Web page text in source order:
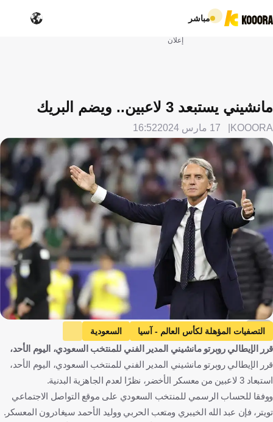
مباشر
إعلان
مانشيني يستبعد 3 لاعبين.. ويضم البريك
KOOORA 17 مارس 2024 16:52
AFP
التصفيات المؤهلة لكأس العالم - آسيا
السعودية
المملكة العربية السعودية
طاجيكستان
طاجيكستان
روبرتو مانشيني
إيطاليا محمد البريك
عبد الله الخيبري
قرر الإيطالي روبرتو مانشيني المدير الفني للمنتخب السعودي، اليوم الأحد،
قرر الإيطالي روبرتو مانشيني المدير الفني للمنتخب السعودي، اليوم الأحد،
استبعاد 3 لاعبين من معسكر الأخضر، نظرًا لعدم الجاهزية البدنية.
ووفقا للحساب الرسمي للمنتخب السعودي على موقع التواصل الاجتماعي
تويتر، فإن عبد الله الخيبري ومتعب الحربي ووليد الأحمد سيغادرون المعسكر.